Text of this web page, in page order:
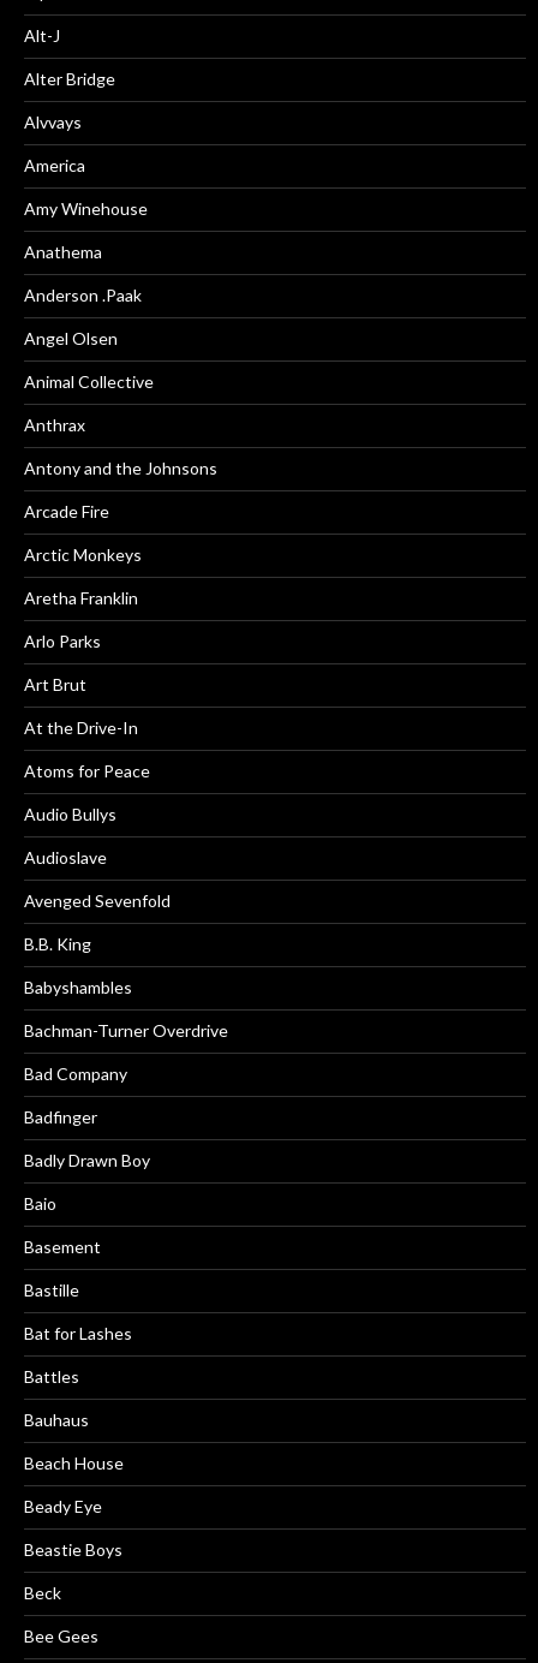
Alt-J
Alter Bridge
Alvvays
America
Amy Winehouse
Anathema
Anderson .Paak
Angel Olsen
Animal Collective
Anthrax
Antony and the Johnsons
Arcade Fire
Arctic Monkeys
Aretha Franklin
Arlo Parks
Art Brut
At the Drive-In
Atoms for Peace
Audio Bullys
Audioslave
Avenged Sevenfold
B.B. King
Babyshambles
Bachman-Turner Overdrive
Bad Company
Badfinger
Badly Drawn Boy
Baio
Basement
Bastille
Bat for Lashes
Battles
Bauhaus
Beach House
Beady Eye
Beastie Boys
Beck
Bee Gees